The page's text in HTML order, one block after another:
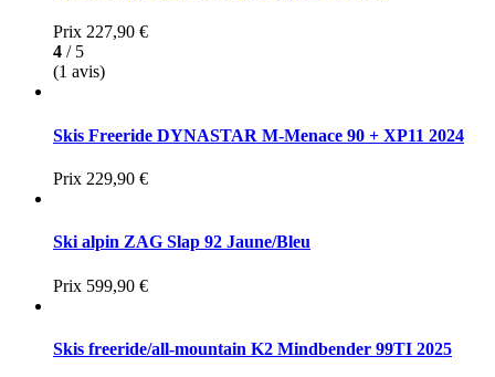
Prix 227,90 €
4 / 5
(1 avis)
Skis Freeride DYNASTAR M-Menace 90 + XP11 2024
Prix 229,90 €
Ski alpin ZAG Slap 92 Jaune/Bleu
Prix 599,90 €
Skis freeride/all-mountain K2 Mindbender 99TI 2025